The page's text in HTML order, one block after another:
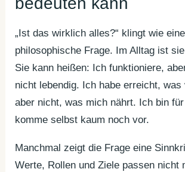
„Ist das wirklich alles?“ klingt wie eine
philosophische Frage. Im Alltag ist
Sie kann heißen: Ich funktioniere,
nicht lebendig. Ich habe erreicht, was
aber nicht, was mich nährt. Ich bin
komme selbst kaum noch vor.
Manchmal zeigt die Frage eine
Werte, Rollen und Ziele passen nicht